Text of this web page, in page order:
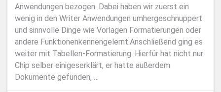
Anwendungen bezogen. Dabei haben wir zuerst ein
wenig in den Writer Anwendungen umhergeschnuppert
und sinnvolle Dinge wie Vorlagen Formatierungen oder
andere Funktionenkennengelernt.Anschließend ging es
weiter mit Tabellen-Formatierung. Hierfür hat nicht nur
Chip selber einigeserklärt, er hatte außerdem
Dokumente gefunden, …